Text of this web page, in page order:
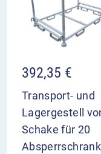
392,35 €
Transport- und
Lagergestell
Schake für 20